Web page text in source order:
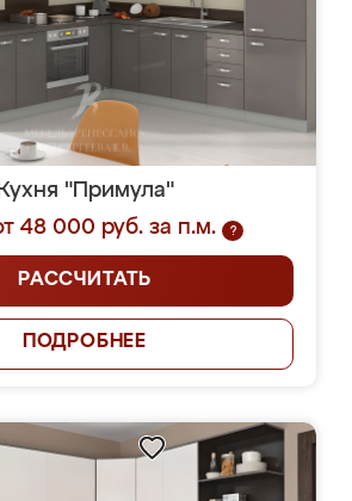
Кухня "Примула"
48 000 руб. за п.м.
?
РАССЧИТАТЬ
ПОДРОБНЕЕ